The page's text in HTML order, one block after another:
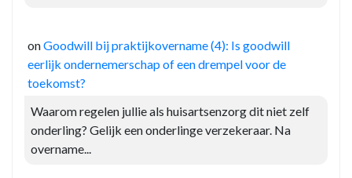
onGoodwill bij praktijkovername (4): Is goodwill
eerlijk ondernemerschap of een drempel voor de
toekomst?
Waarom regelen jullie als huisartsenzorg dit niet zelf
onderling? Gelijk een onderlinge verzekeraar. Na
overname...